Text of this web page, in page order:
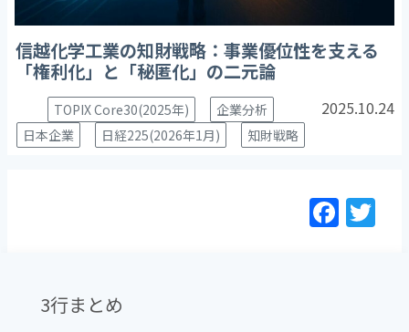
信越化学工業の知財戦略：事業優位性を支える
「権利化」と「秘匿化」の二元論
TOPIX Core30(2025年)
企業分析
日本企業
日経225(2026年1月) 知財戦略
2025.10.24
F
a
3行まとめ